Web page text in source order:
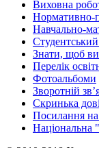
Виховна
Нормативно-
Навчально-
Знати, щоб
Перелік
Фотоальбоми
Зворотній
Скринька
Посилання на
Національна